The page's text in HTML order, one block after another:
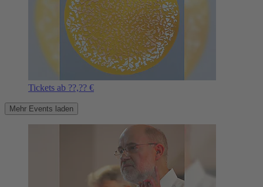
Tickets ab ??,?? €
Mehr Events laden